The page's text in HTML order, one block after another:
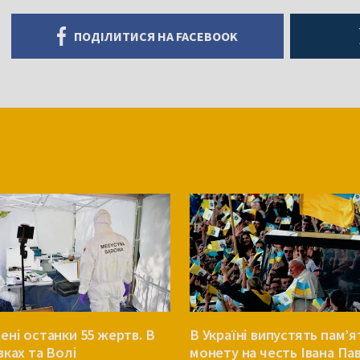
ПОДІЛИТИСЯ НА FACEBOOK
останки 55 жертв. В
та Волі
В Україні випустять
монету на честь Івана